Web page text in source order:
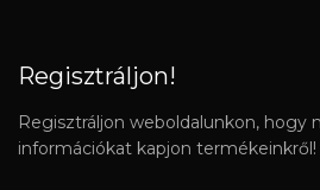
Regisztráljon!
Regisztráljon weboldalunkon, hogy
információkat kapjon termékeinkről!